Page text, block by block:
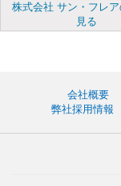
株式会社 サン・フレ
見る
会社概要
弊社採用情報